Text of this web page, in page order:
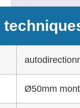
Ø50mm